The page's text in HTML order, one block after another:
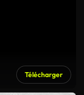
Télécharger